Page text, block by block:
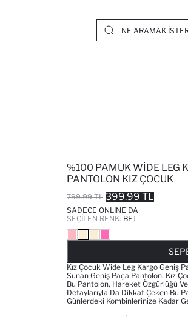
%100 PAMUK WIDE LEG
PANTOLON KIZ ÇOCUK
799.99 TL 399.99 TL
SADECE ONLINE'DA
SEÇILEN RENK: BEJ
Kız Çocuk Wide Leg Kargo Geniş
Sunan Geniş Paça Pantolon. Kız
Bu Pantolon, Hareket Özgürlüğü
Detaylarıyla Da Dikkat Çeken Bu
Günlerdeki Kombinlerinize Kadar